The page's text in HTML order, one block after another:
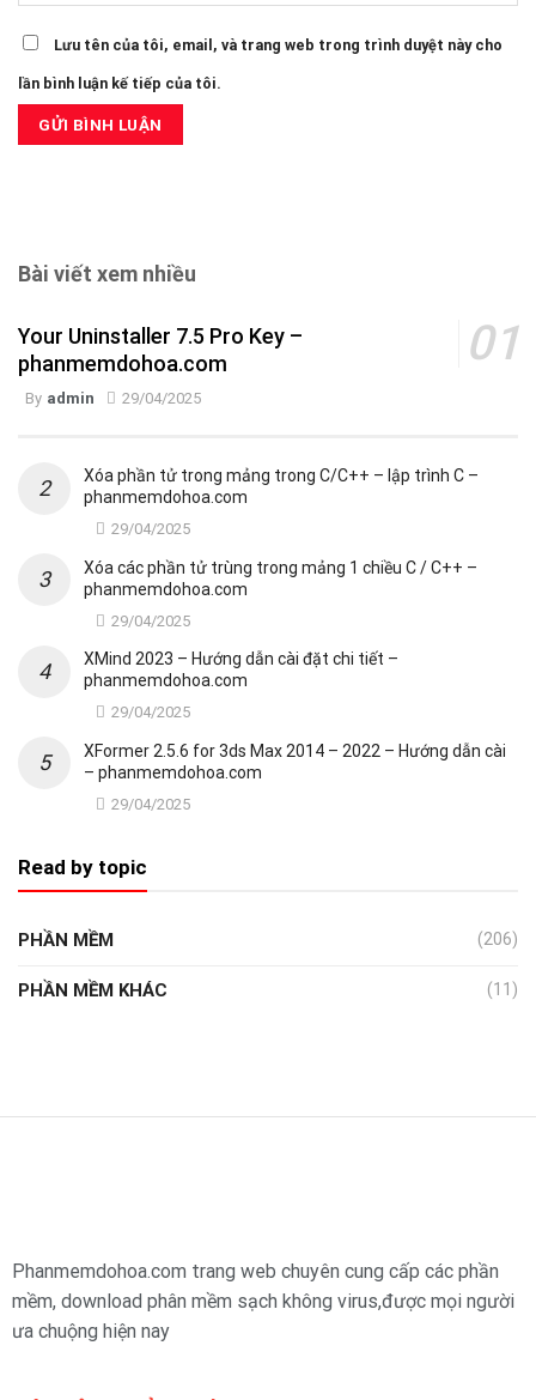
Lưu tên của tôi, email, và trang web trong trình duyệt này cho
lần bình luận kế tiếp của tôi.
Bài viết xem nhiều
Your Uninstaller 7.5 Pro Key –
phanmemdohoa.com
By admin 29/04/2025
Xóa phần tử trong mảng trong C/C++ – lập trình C –
phanmemdohoa.com
29/04/2025
Xóa các phần tử trùng trong mảng 1 chiều C / C++ –
phanmemdohoa.com
29/04/2025
XMind 2023 – Hướng dẫn cài đặt chi tiết –
phanmemdohoa.com
29/04/2025
XFormer 2.5.6 for 3ds Max 2014 – 2022 – Hướng dẫn cài
– phanmemdohoa.com
29/04/2025
Read by topic
PHẦN MỀM (206)
PHẦN MỀM KHÁC (11)
Phanmemdohoa.com trang web chuyên cung cấp các phần
mềm, download phân mềm sạch không virus,được mọi người
ưa chuộng hiện nay